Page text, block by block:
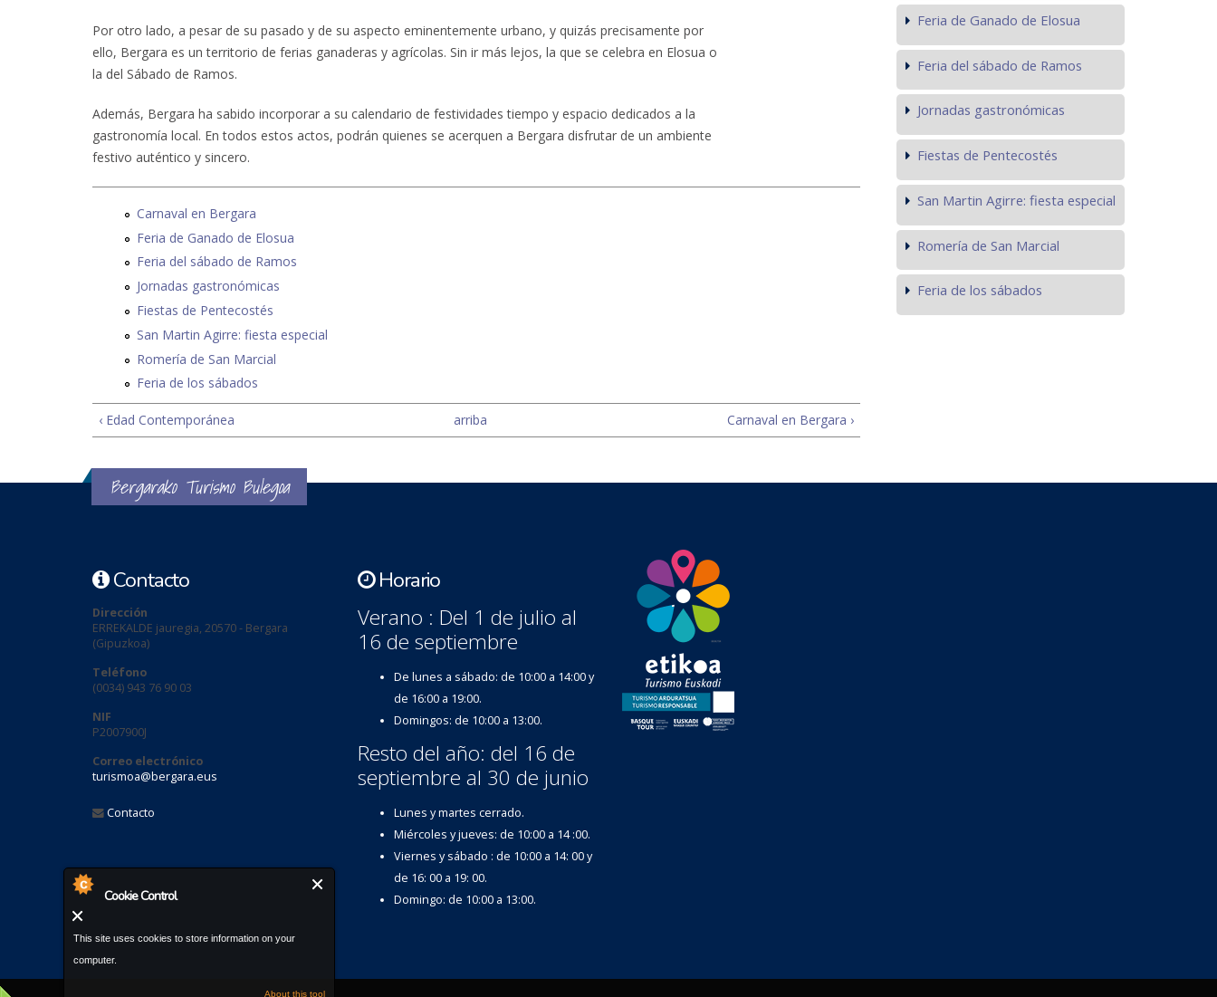
Cookie Control
This site uses cookies to store information on your
computer.
About this tool
Por otro lado, a pesar de su pasado y de su aspecto eminentemente urbano, y quizás precisamente por
ello, Bergara es un territorio de ferias ganaderas y agrícolas. Sin ir más lejos, la que se celebra en Elosua o
la del Sábado de Ramos.
Además, Bergara ha sabido incorporar a su calendario de festividades tiempo y espacio dedicados a la
gastronomía local. En todos estos actos, podrán quienes se acerquen a Bergara disfrutar de un ambiente
festivo auténtico y sincero.
Carnaval en Bergara
Feria de Ganado de Elosua
Feria del sábado de Ramos
Jornadas gastronómicas
Fiestas de Pentecostés
San Martin Agirre: fiesta especial
Romería de San Marcial
Feria de los sábados
‹ Edad Contemporánea arriba Carnaval en Bergara ›
Feria de Ganado de Elosua
Feria del sábado de Ramos
Jornadas gastronómicas
Fiestas de Pentecostés
San Martin Agirre: fiesta especial
Romería de San Marcial
Feria de los sábados
Bergarako Turismo Bulegoa
Contacto
Dirección
ERREKALDE jauregia, 20570 - Bergara
(Gipuzkoa)
Teléfono
(0034) 943 76 90 03
NIF
P2007900J
Correo electrónico
turismoa@bergara.eus
Contacto
Horario
Verano : Del 1 de julio al
16 de septiembre
De lunes a sábado: de 10:00 a 14:00 y
de 16:00 a 19:00.
Domingos: de 10:00 a 13:00.
Resto del año: del 16 de
septiembre al 30 de junio
Lunes y martes cerrado.
Miércoles y jueves: de 10:00 a 14 :00.
Viernes y sábado : de 10:00 a 14: 00 y
de 16: 00 a 19: 00.
Domingo: de 10:00 a 13:00.